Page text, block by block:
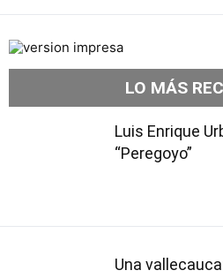
LO MÁS
Luis Enrique
“Peregoyo”
Una